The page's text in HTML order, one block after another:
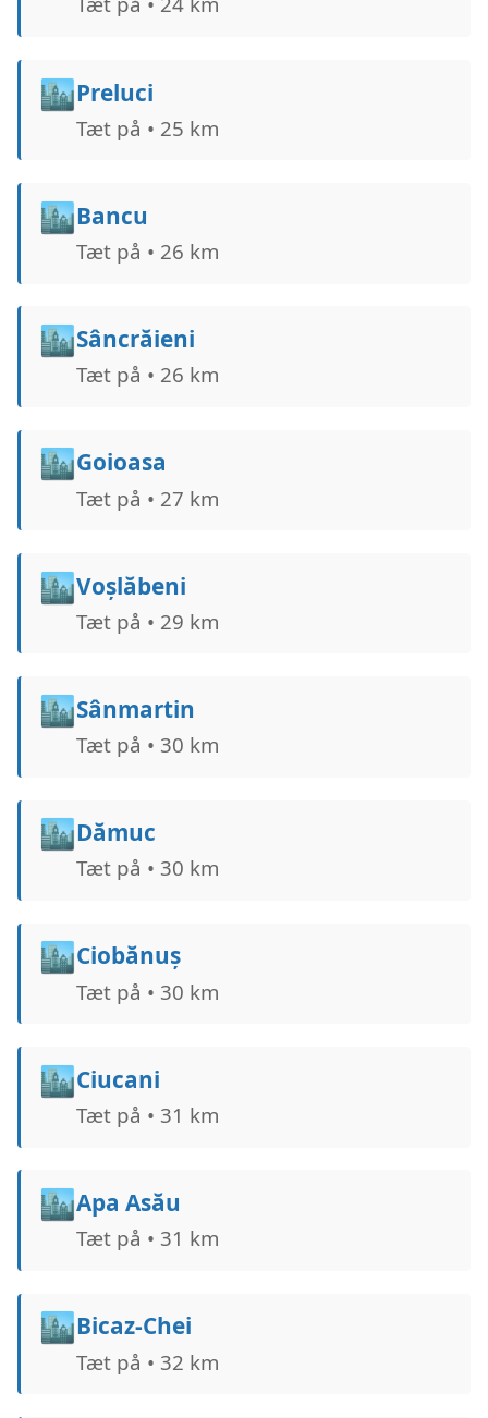
🏙️Preluci
Tæt på • 25 km
🏙️Bancu
Tæt på • 26 km
🏙️Sâncrăieni
Tæt på • 26 km
🏙️Goioasa
Tæt på • 27 km
🏙️Voșlăbeni
Tæt på • 29 km
🏙️Sânmartin
Tæt på • 30 km
🏙️Dămuc
Tæt på • 30 km
🏙️Ciobănuș
Tæt på • 30 km
🏙️Ciucani
Tæt på • 31 km
🏙️Apa Asău
Tæt på • 31 km
🏙️Bicaz-Chei
Tæt på • 32 km